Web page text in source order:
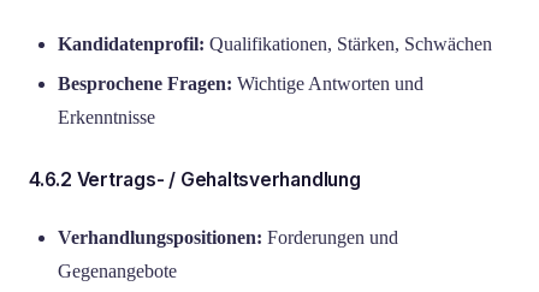
Kandidatenprofil: Qualifikationen, Stärken, Schwächen
Besprochene Fragen: Wichtige Antworten und
Erkenntnisse
4.6.2 Vertrags- / Gehaltsverhandlung
Verhandlungspositionen: Forderungen und
Gegenangebote